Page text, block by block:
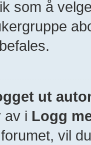
som å
ut
av i Logg
vil